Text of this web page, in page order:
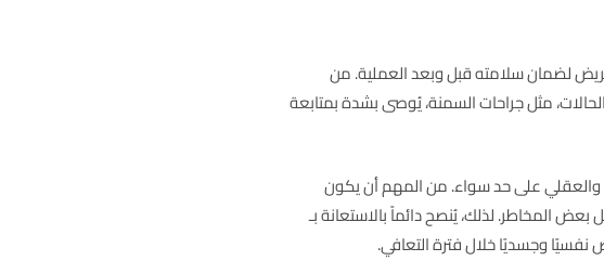
لضمان سلامته قبل وبعد العملية. من
مثل جراحات السمنة، يُوصى بشدة بمتابعة
والعقلي على حد سواء. من المهم أن يكون
المخاطر. لذلك، يُنصح دائماً بالاستعانة بـ
وجسديًا خلال فترة التعافي.